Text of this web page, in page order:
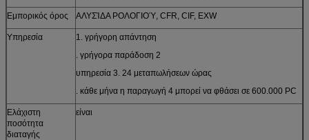
Εμπορικός όρος ΑΛΥΣΊΔΑ ΡΟΛΟΓΙΟΎ, CFR, CIF, EXW
Υπηρεσία
1. γρήγορη απάντηση
. γρήγορα παράδοση 2
υπηρεσία 3. 24 μεταπωλήσεων ώρας
. κάθε μήνα η παραγωγή 4 μπορεί να φθάσει σε 600.000 PC
Ελάχιστη
ποσότητα
διαταγής
είναι